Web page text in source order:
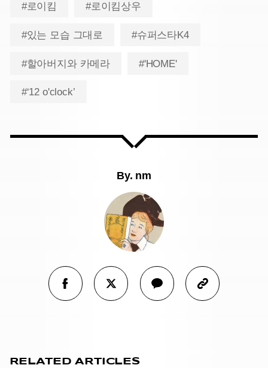
#로이킴 #로이킴상우
#있는 모습 그대로 #슈퍼스타K4
#할아버지와 카메라 #'HOME'
#‘12 o'clock’
By. nm
RELATED ARTICLES